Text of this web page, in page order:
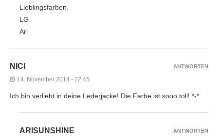
Lieblingsfarben.
LG
Ari
NICI
14. November 2014 - 22:45
Ich bin verliebt in deine Lederjacke! Die Farbe ist sooo toll! *-*
ANTWORTEN
ARISUNSHINE ANTWORTEN